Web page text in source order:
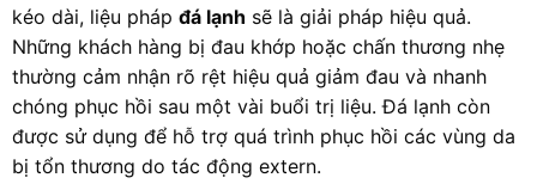
kéo dài, liệu pháp đá lạnh sẽ là giải pháp hiệu quả.
Những khách hàng bị đau khớp hoặc chấn thương nhẹ
thường cảm nhận rõ rệt hiệu quả giảm đau và nhanh
chóng phục hồi sau một vài buổi trị liệu. Đá lạnh còn
được sử dụng để hỗ trợ quá trình phục hồi các vùng da
bị tổn thương do tác động extern.